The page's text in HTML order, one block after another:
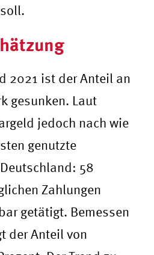
2021 ist der Anteil an
gesunken. Laut
jedoch nach wie
genutzte
58
Zahlungen
getätigt. Bemessen
der Anteil von